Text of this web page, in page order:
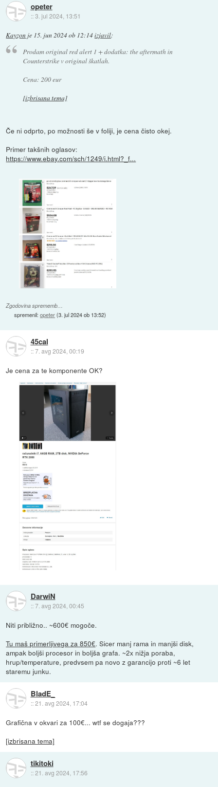
opeter
::3. jul 2024, 13:51
Kayzon je 15. jun 2024 ob 12:14izjavil:
Prodam original red alert 1 + dodatka: the aftermath in
Counterstrike v original škatlah.
Cena: 200 eur
[izbrisana tema]
Če ni odprto, po možnosti še v foliji, je cena čisto okej.
Primer takšnih oglasov:
https://www.ebay.com/sch/1249/i.html?_f...
Zgodovina sprememb…
spremenil:opeter(3. jul 2024 ob 13:52)
45cal
::7. avg 2024, 00:19
Je cena za te komponente OK?
DarwiN
::7. avg 2024, 00:45
Niti približno.. ~600€ mogoče.
Tu maš primerljivega za 850€. Sicer manj rama in manjši disk,
ampak boljši procesor in boljša grafa. ~2x nižja poraba,
hrup/temperature, predvsem pa novo z garancijo proti ~6 let
staremu junku.
BladE_
::21. avg 2024, 17:04
Grafična v okvari za 100€... wtf se dogaja???
[izbrisana tema]
tikitoki
::21. avg 2024, 17:56